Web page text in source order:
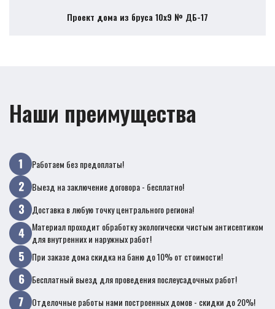
Проект дома из бруса 10х9 № ДБ-17
Наши преимущества
Работаем без предоплаты!
Выезд на заключение договора - бесплатно!
Доставка в любую точку центрального региона!
Материал проходит обработку экологически чистым антисептиком
для внутренних и наружных работ!
При заказе дома скидка на баню до 10% от стоимости!
Бесплатный выезд для проведения послеусадочных работ!
Отделочные работы нами построенных домов - скидки до 20%!